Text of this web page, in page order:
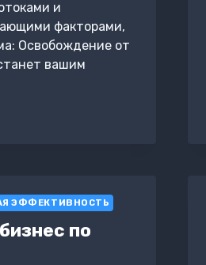
и
факторами,
Освобождение от
вашим
ЭФФЕКТИВНОСТЬ
по